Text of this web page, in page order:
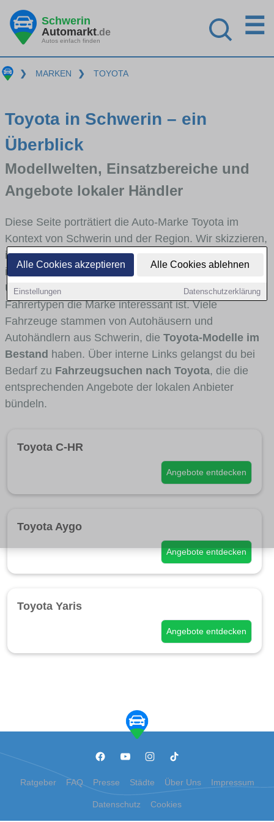
Alle Cookies akzeptieren Alle Cookies ablehnen
Einstellungen Datenschutzerklärung
Schwerin
Automarkt.de
Autos einfach finden
☰
❯ MARKEN ❯ TOYOTA
Toyota in Schwerin – ein
Überblick
Modellwelten, Einsatzbereiche und
Angebote lokaler Händler
Diese Seite porträtiert die Auto-Marke Toyota im
Kontext von Schwerin und der Region. Wir skizzieren,
in welchen Fahrzeugklassen Toyota stark vertreten
ist, welche Modellreihen häufig im Stadt- und
Umlandverkehr zu sehen sind und für welche
Fahrertypen die Marke interessant ist. Viele
Fahrzeuge stammen von Autohäusern und
Autohändlern aus Schwerin, die Toyota-Modelle im
Bestand haben. Über interne Links gelangst du bei
Bedarf zu Fahrzeugsuchen nach Toyota, die die
entsprechenden Angebote der lokalen Anbieter
bündeln.
Toyota C-HR
Angebote entdecken
Toyota Aygo
Angebote entdecken
Toyota Yaris
Angebote entdecken
Ratgeber FAQ Presse Städte Über Uns Impressum
Datenschutz Cookies